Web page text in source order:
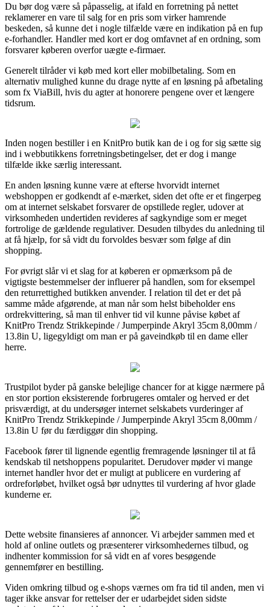
Du bør dog være så påpasselig, at ifald en forretning på nettet
reklamerer en vare til salg for en pris som virker hamrende
beskeden, så kunne det i nogle tilfælde være en indikation på en fup
e-forhandler. Handler med kort er dog omfavnet af en ordning, som
forsvarer køberen overfor uægte e-firmaer.
Generelt tilråder vi køb med kort eller mobilbetaling. Som en
alternativ mulighed kunne du drage nytte af en løsning på afbetaling
som fx ViaBill, hvis du agter at honorere pengene over et længere
tidsrum.
Inden nogen bestiller i en KnitPro butik kan de i og for sig sætte sig
ind i webbutikkens forretningsbetingelser, det er dog i mange
tilfælde ikke særlig interessant.
En anden løsning kunne være at efterse hvorvidt internet
webshoppen er godkendt af e-mærket, siden det ofte er et fingerpeg
om at internet selskabet forsvarer de opstillede regler, udover at
virksomheden undertiden revideres af sagkyndige som er meget
fortrolige de gældende regulativer. Desuden tilbydes du anledning til
at få hjælp, for så vidt du forvoldes besvær som følge af din
shopping.
For øvrigt slår vi et slag for at køberen er opmærksom på de
vigtigste bestemmelser der influerer på handlen, som for eksempel
den returrettighed butikken anvender. I relation til det er det på
samme måde afgørende, at man når som helst bibeholder ens
ordrekvittering, så man til enhver tid vil kunne påvise købet af
KnitPro Trendz Strikkepinde / Jumperpinde Akryl 35cm 8,00mm /
13.8in U, ligegyldigt om man er på gaveindkøb til en dame eller
herre.
Trustpilot byder på ganske belejlige chancer for at kigge nærmere på
en stor portion eksisterende forbrugeres omtaler og herved er det
prisværdigt, at du undersøger internet selskabets vurderinger af
KnitPro Trendz Strikkepinde / Jumperpinde Akryl 35cm 8,00mm /
13.8in U før du færdiggør din shopping.
Facebook fører til lignende egentlig fremragende løsninger til at få
kendskab til netshoppens popularitet. Derudover møder vi mange
internet handler hvor det er muligt at publicere en vurdering af
ordreforløbet, hvilket også bør udnyttes til vurdering af hvor glade
kunderne er.
Dette website finansieres af annoncer. Vi arbejder sammen med et
hold af online outlets og præsenterer virksomhedernes tilbud, og
indhenter kommission for så vidt en af vores besøgende
gennemfører en bestilling.
Viden omkring tilbud og e-shops værnes om fra tid til anden, men vi
tager ikke ansvar for rettelser der er udarbejdet siden sidste